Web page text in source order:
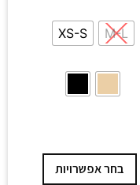
M-L
XS-S
בחר אפשרויות